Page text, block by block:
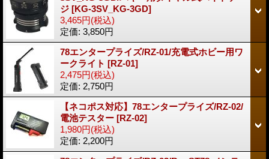
ジ [KG-3SV_KG-3GD]
3,465円(税込)
定価: 3,850円
78エンタープライズ/RZ-01/充電式ホビー用ワ
ークライト [RZ-01]
2,475円(税込)
定価: 2,750円
【ネコポス対応】78エンタープライズ/RZ-02/
電池テスター [RZ-02]
1,980円(税込)
定価: 2,200円